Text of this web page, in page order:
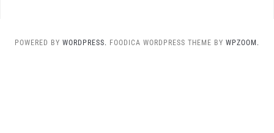
POWERED BY WORDPRESS. FOODICA WORDPRESS THEME BY WPZOOM.